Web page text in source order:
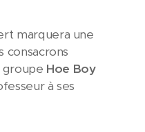
marquera une
consacrons
groupe Hoe Boy
à ses